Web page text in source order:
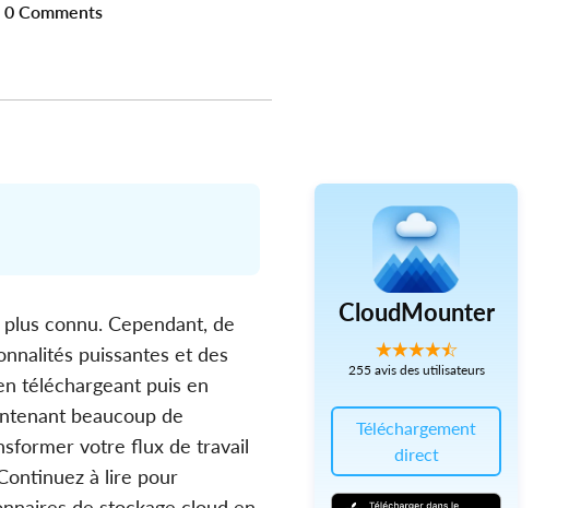
0 Comments
connu. Cependant, de
puissantes et des
téléchargeant puis en
beaucoup de
votre flux de travail
à lire pour
CloudMounter
255 avis des utilisateurs
Téléchargement
direct